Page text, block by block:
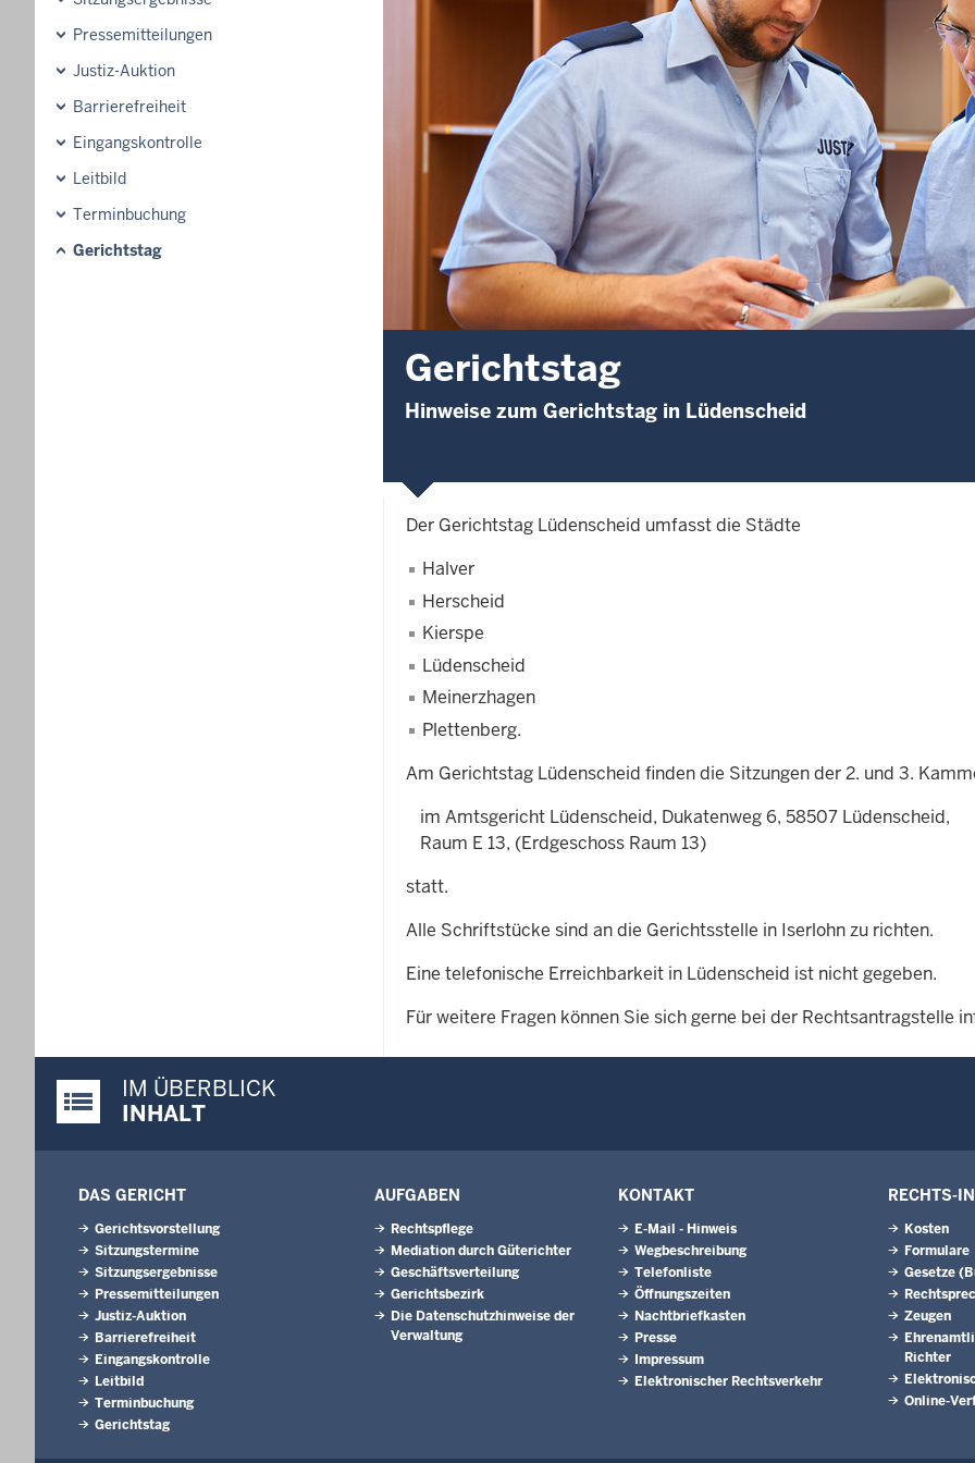
Pressemitteilungen
Justiz-Auktion
Barrierefreiheit
Eingangskontrolle
Leitbild
Terminbuchung
Gerichtstag
Gerichtstag
Hinweise zum Gerichtstag in Lüdenscheid
Der Gerichtstag Lüdenscheid umfasst die Städte
Halver
Herscheid
Kierspe
Lüdenscheid
Meinerzhagen
Plettenberg.
Am Gerichtstag Lüdenscheid finden die Sitzungen der 2. und 3.
im Amtsgericht Lüdenscheid, Dukatenweg 6, 58507 Lüdenscheid,
Raum E 13, (Erdgeschoss Raum 13)
statt.
Alle Schriftstücke sind an die Gerichtsstelle in Iserlohn zu richten.
Eine telefonische Erreichbarkeit in Lüdenscheid ist nicht gegeben.
Für weitere Fragen können Sie sich gerne bei der Rechtsantragstelle
Justiz-Portal im Überblick:
IM ÜBERBLICK
INHALT
DAS GERICHT
Gerichtsvorstellung
Sitzungstermine
Sitzungsergebnisse
Pressemitteilungen
Justiz-Auktion
Barrierefreiheit
Eingangskontrolle
Leitbild
Terminbuchung
Gerichtstag
AUFGABEN
Rechtspflege
Mediation durch Güterichter
Geschäftsverteilung
Gerichtsbezirk
Die Datenschutzhinweise der
Verwaltung
KONTAKT
E-Mail - Hinweis
Wegbeschreibung
Telefonliste
Öffnungszeiten
Nachtbriefkasten
Presse
Impressum
Elektronischer Rechtsverkehr
RECHTS-
Kosten
Formulare
Gesetze
Zeugen
Richter
Online-